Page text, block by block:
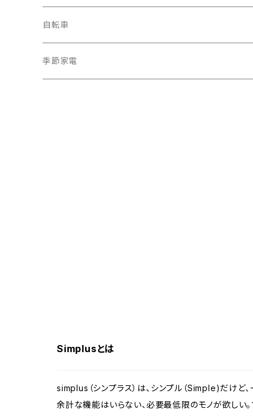
電動モップ
カーペットクリーナー
AV機器
シュレッダー
ラミネーター
モニター
メンズ
レディース
自転車
季節家電
Simplusとは
simplus（シンプラス）は、シンプル（Simple)だけど
余計な機能はいらない、必要最低限のモノが欲しい。